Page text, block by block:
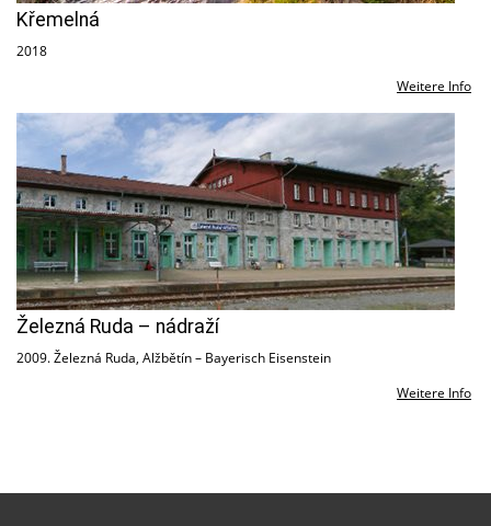
Křemelná
2018
Weitere Info
Železná Ruda – nádraží
2009. Železná Ruda, Alžbětín – Bayerisch Eisenstein
Weitere Info